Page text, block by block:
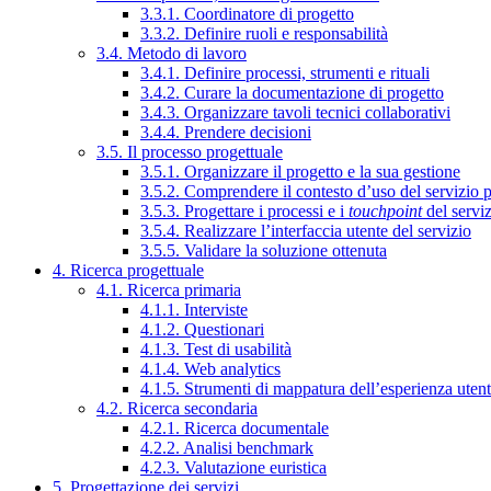
3.3.1. Coordinatore di progetto
3.3.2. Definire ruoli e responsabilità
3.4. Metodo di lavoro
3.4.1. Definire processi, strumenti e rituali
3.4.2. Curare la documentazione di progetto
3.4.3. Organizzare tavoli tecnici collaborativi
3.4.4. Prendere decisioni
3.5. Il processo progettuale
3.5.1. Organizzare il progetto e la sua gestione
3.5.2. Comprendere il contesto d’uso del servizio
3.5.3. Progettare i processi e i touchpointdel
3.5.4. Realizzare l’interfaccia utente del servizio
3.5.5. Validare la soluzione ottenuta
4. Ricerca progettuale
4.1. Ricerca primaria
4.1.1. Interviste
4.1.2. Questionari
4.1.3. Test di usabilità
4.1.4. Web analytics
4.1.5. Strumenti di mappatura dell’esperienza
4.2. Ricerca secondaria
4.2.1. Ricerca documentale
4.2.2. Analisi benchmark
4.2.3. Valutazione euristica
5. Progettazione dei servizi